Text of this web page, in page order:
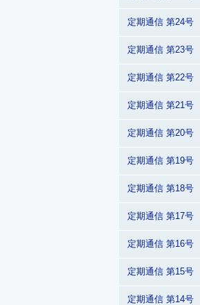
定期通信 第24号
定期通信 第23号
定期通信 第22号
定期通信 第21号
定期通信 第20号
定期通信 第19号
定期通信 第18号
定期通信 第17号
定期通信 第16号
定期通信 第15号
定期通信 第14号